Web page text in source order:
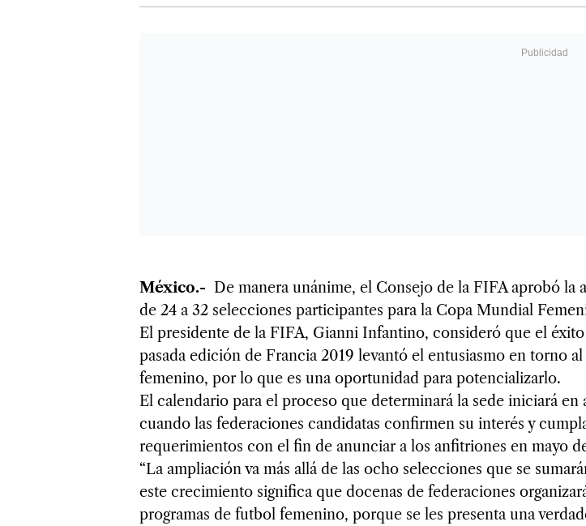
México.- De manera unánime, el Consejo de la FIFA aprobó la
de 24 a 32 selecciones participantes para la Copa Mundial
El presidente de la FIFA, Gianni Infantino, consideró que el
pasada edición de Francia 2019 levantó el entusiasmo en torno
femenino, por lo que es una oportunidad para potencializarlo.
El calendario para el proceso que determinará la sede iniciará en
cuando las federaciones candidatas confirmen su interés y
requerimientos con el fin de anunciar a los anfitriones en mayo
“La ampliación va más allá de las ocho selecciones que se
este crecimiento significa que docenas de federaciones
programas de futbol femenino, porque se les presenta una